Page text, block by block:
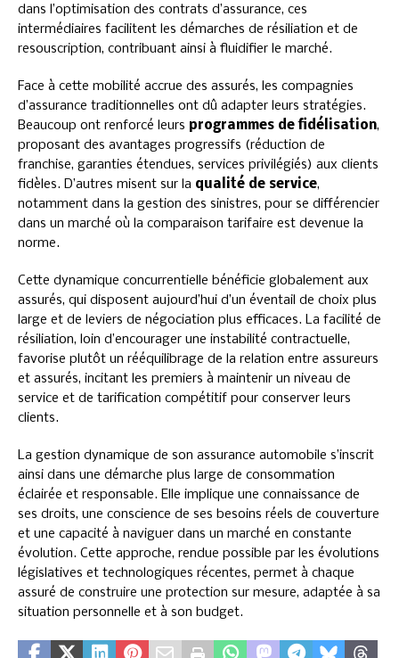
dans l’optimisation des contrats d’assurance, ces
intermédiaires facilitent les démarches de résiliation et de
resouscription, contribuant ainsi à fluidifier le marché.
Face à cette mobilité accrue des assurés, les compagnies
d’assurance traditionnelles ont dû adapter leurs stratégies.
Beaucoup ont renforcé leurs programmes de fidélisation,
proposant des avantages progressifs (réduction de
franchise, garanties étendues, services privilégiés) aux clients
fidèles. D’autres misent sur la qualité de service,
notamment dans la gestion des sinistres, pour se différencier
dans un marché où la comparaison tarifaire est devenue la
norme.
Cette dynamique concurrentielle bénéficie globalement aux
assurés, qui disposent aujourd’hui d’un éventail de choix plus
large et de leviers de négociation plus efficaces. La facilité de
résiliation, loin d’encourager une instabilité contractuelle,
favorise plutôt un rééquilibrage de la relation entre assureurs
et assurés, incitant les premiers à maintenir un niveau de
service et de tarification compétitif pour conserver leurs
clients.
La gestion dynamique de son assurance automobile s’inscrit
ainsi dans une démarche plus large de consommation
éclairée et responsable. Elle implique une connaissance de
ses droits, une conscience de ses besoins réels de couverture
et une capacité à naviguer dans un marché en constante
évolution. Cette approche, rendue possible par les évolutions
législatives et technologiques récentes, permet à chaque
assuré de construire une protection sur mesure, adaptée à sa
situation personnelle et à son budget.